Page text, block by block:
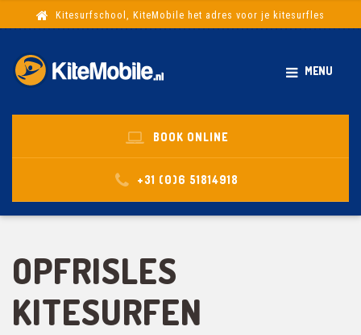
Kitesurfschool, KiteMobile het adres voor je kitesurfles
MENU
BOOK ONLINE
+31 (0)6 51814918
OPFRISLES
KITESURFEN